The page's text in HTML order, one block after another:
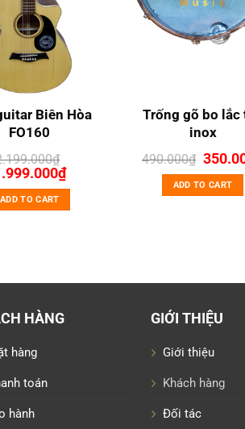
Biên Hòa
FO160
₫
was:
₫Current
price
1.999.000₫.
ADD TO CART
Trống gõ bo lắc
inox
490.000₫
price
was:
ADD TO CART
HÀNG
hàng
toán
hành
GIỚI THIỆU
Giới thiệu
Khách hàng
Đối tác